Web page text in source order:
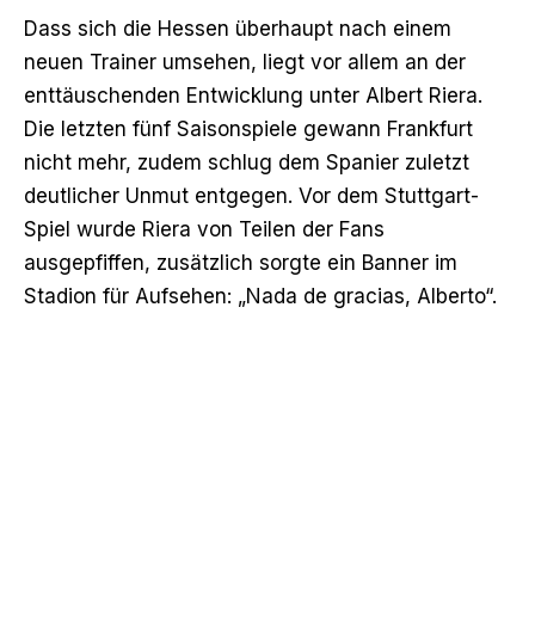
Dass sich die Hessen überhaupt nach einem
neuen Trainer umsehen, liegt vor allem an der
enttäuschenden Entwicklung unter Albert Riera.
Die letzten fünf Saisonspiele gewann Frankfurt
nicht mehr, zudem schlug dem Spanier zuletzt
deutlicher Unmut entgegen. Vor dem Stuttgart-
Spiel wurde Riera von Teilen der Fans
ausgepfiffen, zusätzlich sorgte ein Banner im
Stadion für Aufsehen: „Nada de gracias, Alberto“.